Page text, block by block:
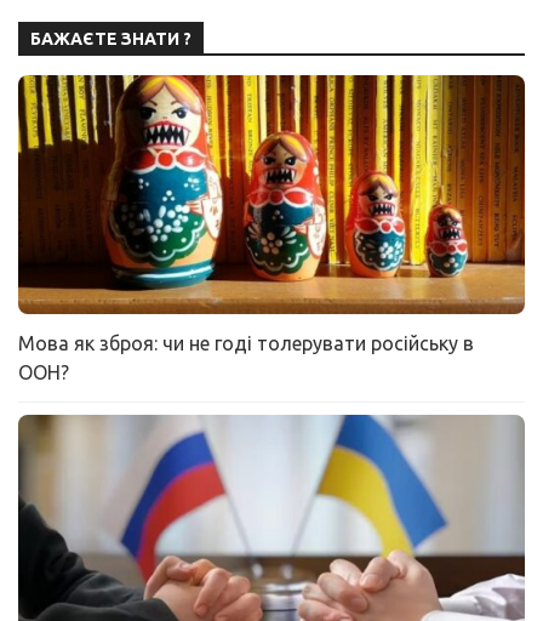
БАЖАЄТЕ ЗНАТИ ?
Мова як зброя: чи не годі толерувати російську в
ООН?